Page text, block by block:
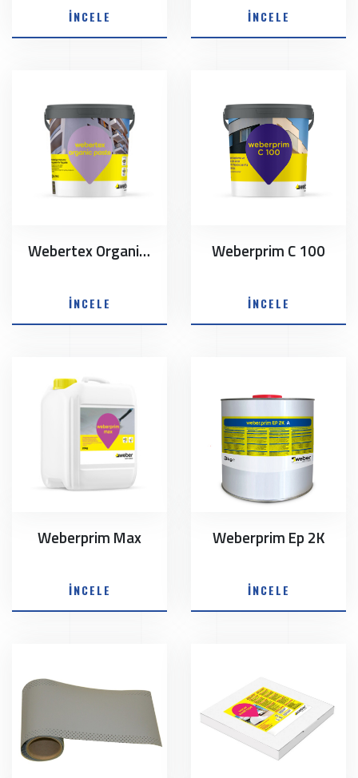
İNCELE İNCELE
Webertex Organic Paste
İNCELE
Weberprim C 100
İNCELE
Weberprim Max
İNCELE
Weberprim Ep 2K
İNCELE